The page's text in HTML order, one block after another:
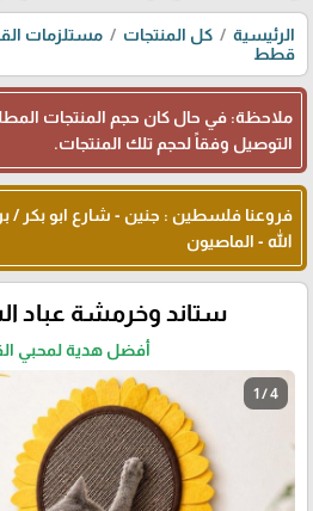
الرئيسية كل المنتجات مستلزمات
قطط
ملاحظة: في حال كان حجم المنتجات
التوصيل وفقاً لحجم تلك المنتجات.
فروعنا فلسطين : جنين - شارع ابو بكر /
الله - الماصيون
ستاند وخرمشة عباد
أفضل هدية لمحبي
1 / 4